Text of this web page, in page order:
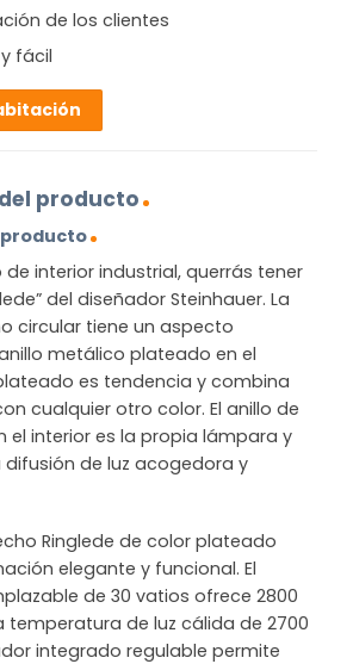
de los clientes
fácil
producto
de interior industrial, querrás tener
del diseñador Steinhauer. La
circular tiene un aspecto
metálico plateado en el
es tendencia y combina
cualquier otro color. El anillo de
el interior es la propia lámpara y
de luz acogedora y
Ringlede de color plateado
elegante y funcional. El
de 30 vatios ofrece 2800
temperatura de luz cálida de 2700
integrado regulable permite